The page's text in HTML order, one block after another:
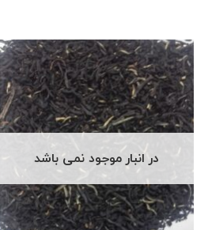
در انبار موجود نمی باشد